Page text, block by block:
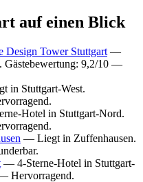
auf einen Blick
Design Tower Stuttgart —
Gästebewertung: 9,2/10 —
in Stuttgart-West.
Hotel in Stuttgart-Nord.
— Liegt in Zuffenhausen.
— 4-Sterne-Hotel in Stuttgart-
Hervorragend.